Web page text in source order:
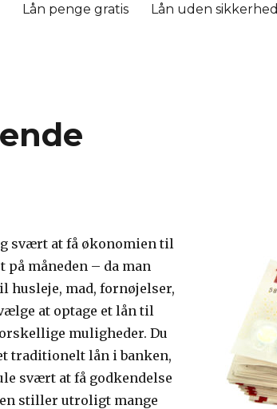
Lån penge gratis Lån uden sikkerhed
svært at få økonomien til
måneden – da man
husleje, mad, fornøjelser,
at optage et lån til
muligheder. Du
traditionelt lån i banken,
svært at få godkendelse
stiller utroligt mange